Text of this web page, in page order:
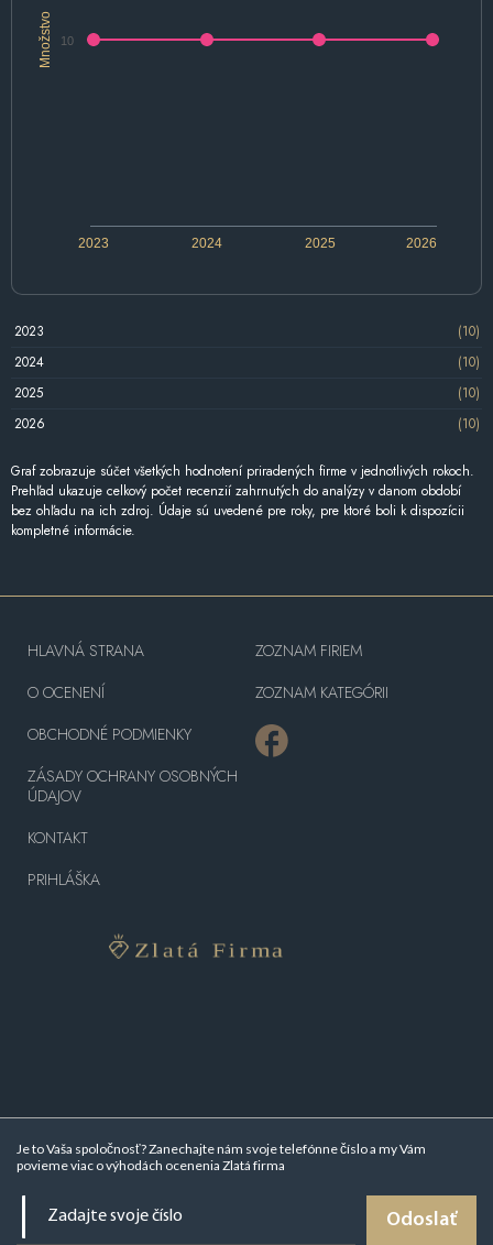
Množstvo
2024 2026
2023 2025
10
2023
(10)
2024
(10)
2025
(10)
2026
(10)
Graf zobrazuje súčet všetkých hodnotení priradených firme v jednotlivých rokoch.
Prehľad ukazuje celkový počet recenzií zahrnutých do analýzy v danom období
bez ohľadu na ich zdroj. Údaje sú uvedené pre roky, pre ktoré boli k dispozícii
kompletné informácie.
Je to Vaša spoločnosť? Zanechajte nám svoje telefónne číslo a my Vám
povieme viac ovýhodách ocenenia Zlatá firma
Odoslať
HLAVNÁ STRANA
O OCENENÍ
OBCHODNÉ PODMIENKY
ZÁSADY OCHRANY OSOBNÝCH
ÚDAJOV
KONTAKT
PRIHLÁŠKA
ZOZNAM FIRIEM
ZOZNAM KATEGÓRII